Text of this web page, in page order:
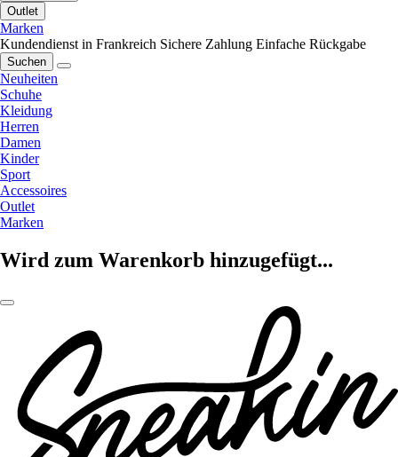
Outlet
Marken
Kundendienst in Frankreich Sichere Zahlung Einfache Rückgabe
Suchen
Neuheiten
Schuhe
Kleidung
Herren
Damen
Kinder
Sport
Accessoires
Outlet
Marken
Wird zum Warenkorb hinzugefügt...